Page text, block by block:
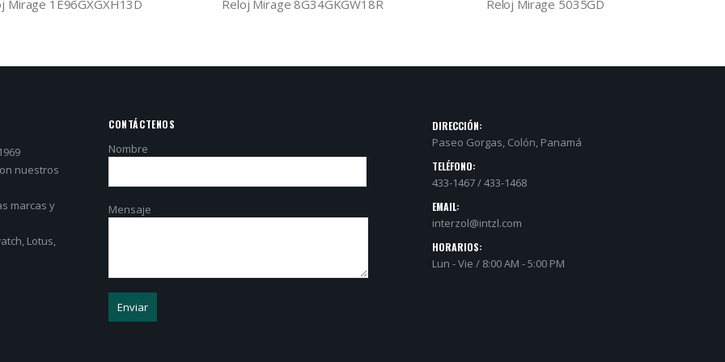
Mirage 1E96GXGXH13D Reloj Mirage 8G34GKGW18R Reloj Mirage 5035GD
nuestros
marcas y
Lotus,
CONTÁCTENOS
Nombre
Mensaje
DIRECCIÓN:
Paseo Gorgas, Colón, Panamá
TELÉFONO:
433-1467 / 433-1468
EMAIL:
interzol@intzl.com
HORARIOS:
Lun - Vie / 8:00 AM - 5:00 PM